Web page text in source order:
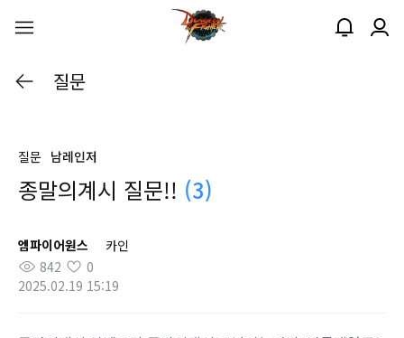
질문
질문 남레인저
종말의계시 질문!! (3)
엠파이어원스
카인
842
0
2025.02.19 15:19